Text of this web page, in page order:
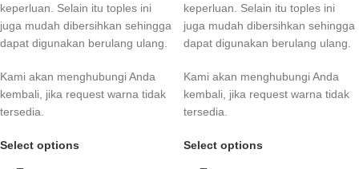
keperluan. Selain itu toples ini
juga mudah dibersihkan sehingga
dapat digunakan berulang ulang.
Kami akan menghubungi Anda
kembali, jika request warna tidak
tersedia.
Select options
keperluan. Selain itu toples ini
juga mudah dibersihkan sehingga
dapat digunakan berulang ulang.
Kami akan menghubungi Anda
kembali, jika request warna tidak
tersedia.
Select options